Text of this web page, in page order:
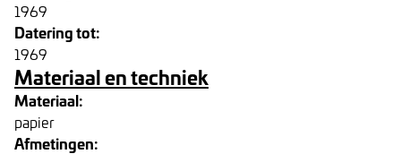
1969
Datering tot:
1969
Materiaal en techniek
Materiaal:
papier
Afmetingen: